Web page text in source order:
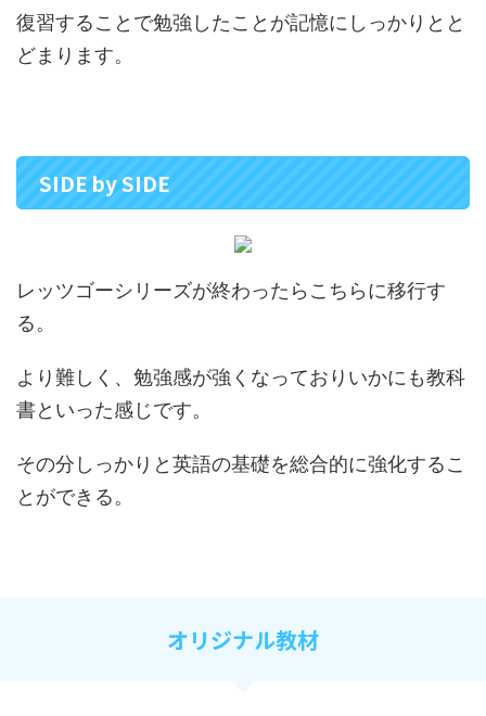
復習することで勉強したことが記憶にしっかりとと
どまります。
SIDE by SIDE
レッツゴーシリーズが終わったらこちらに移行す
る。
より難しく、勉強感が強くなっておりいかにも教科
書といった感じです。
その分しっかりと英語の基礎を総合的に強化するこ
とができる。
オリジナル教材